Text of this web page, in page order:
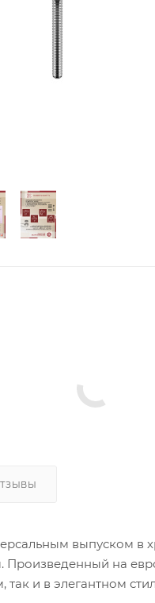
выпуском в
Произведенный на
и в элегантном